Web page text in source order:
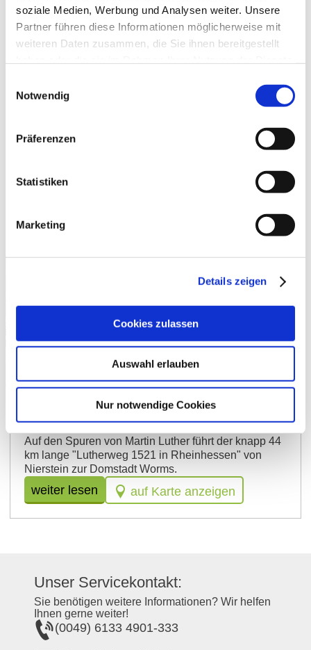
soziale Medien, Werbung und Analysen weiter. Unsere
Partner führen diese Informationen möglicherweise mit
weiteren Daten zusammen, die Sie ihnen bereitgestellt
Notwendig
Präferenzen
Statistiken
Marketing
Details zeigen
Cookies zulassen
Auswahl erlauben
Nur notwendige Cookies
Auf Luthers Spuren in
Rheinhessen
Lutherweg 1521 in Rheinhessen
Auf den Spuren von Martin Luther führt der knapp 44
km lange "Lutherweg 1521 in Rheinhessen" von
Nierstein zur Domstadt Worms.
weiter lesen auf Karte anzeigen
Unser Servicekontakt:
Sie benötigen weitere Informationen? Wir helfen
Ihnen gerne weiter!
(0049) 6133 4901-333